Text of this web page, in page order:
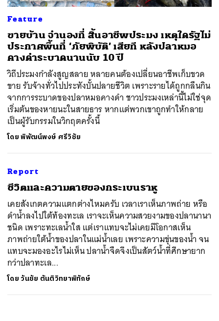
Feature
ขายบ้าน จำนองที่ สิ้นอาชีพประมง เหตุใดรัฐไม่
ประกาศพื้นที่ ‘ภัยพิบัติ’ เสียที หลังปลาหมอ
คางดำระบาดนานนับ 10 ปี
วิถีประมงกำลังสูญสลาย หลายคนต้องเปลี่ยนอาชีพเก็บขวด
ขาย รับจ้างทั่วไปประทังบั้นปลายชีวิต เพราะรายได้ถูกกลืนกิน
จากการระบาดของปลาหมอคางดำ ชาวประมงเหล่านี้ไม่ใช่จุด
เริ่มต้นของหายนะในสายธาร หากแต่พวกเขาถูกทำให้กลาย
เป็นผู้รับกรรมในวิกฤตครั้งนี้
โดยพิพัฒน์พงษ์ ศรีวิชัย
Report
ชีวิตและความตายของกระเบนราหู
เคยสังเกตความแตกต่างไหมครับ เวลาเราเห็นภาพถ่าย หรือ
ดำน้ำลงไปใต้ท้องทะเล เราจะเห็นความสวยงามของปลานานา
ชนิด เพราะทะเลน้ำใส แต่เราแทบจะไม่เคยมีโอกาสเห็น
ภาพถ่ายใต้น้ำของปลาในแม่น้ำเลย เพราะความขุ่นของน้ำ จน
แทบจะมองอะไรไม่เห็น ปลาน้ำจืดจึงเป็นสัตว์น้ำที่ศึกษายาก
กว่าปลาทะเล...
โดยวันชัย ตันติวิทยาพิทักษ์